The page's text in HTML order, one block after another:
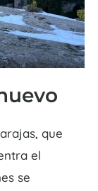
que
el
se